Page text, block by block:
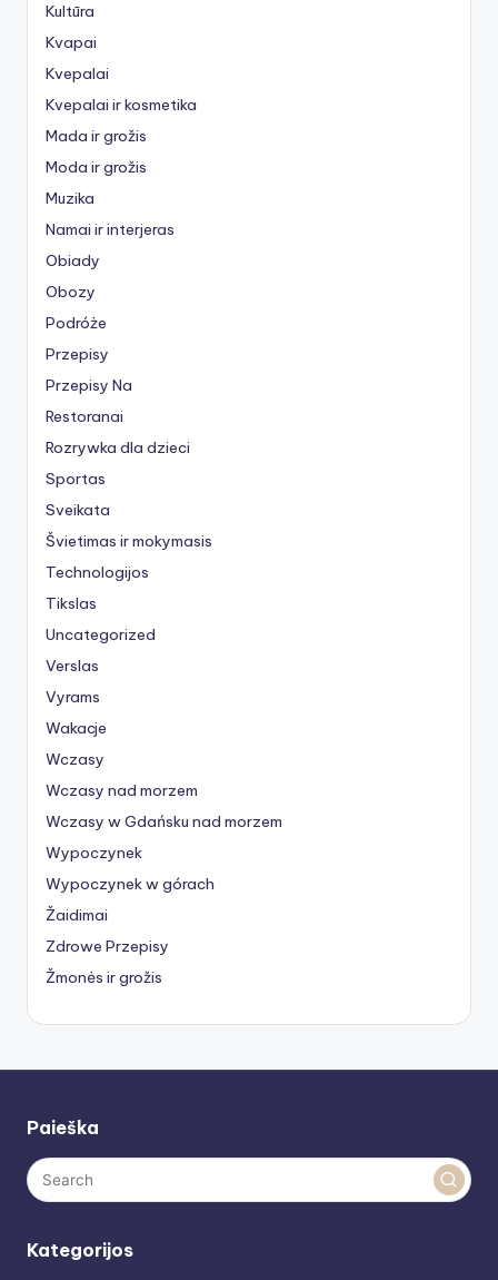
Kultūra
Kvapai
Kvepalai
Kvepalai ir kosmetika
Mada ir grožis
Moda ir grožis
Muzika
Namai ir interjeras
Obiady
Obozy
Podróże
Przepisy
Przepisy Na
Restoranai
Rozrywka dla dzieci
Sportas
Sveikata
Švietimas ir mokymasis
Technologijos
Tikslas
Uncategorized
Verslas
Vyrams
Wakacje
Wczasy
Wczasy nad morzem
Wczasy w Gdańsku nad morzem
Wypoczynek
Wypoczynek w górach
Žaidimai
Zdrowe Przepisy
Žmonės ir grožis
Paieška
Kategorijos